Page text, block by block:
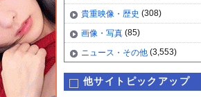
貴重映像・歴史 (308)
画像・写真 (85)
ニュース・その他 (3,553)
他サイトピックアップ